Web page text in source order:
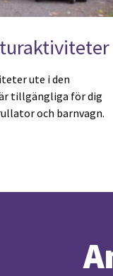
ute i den
tillgängliga för dig
och barnvagn.